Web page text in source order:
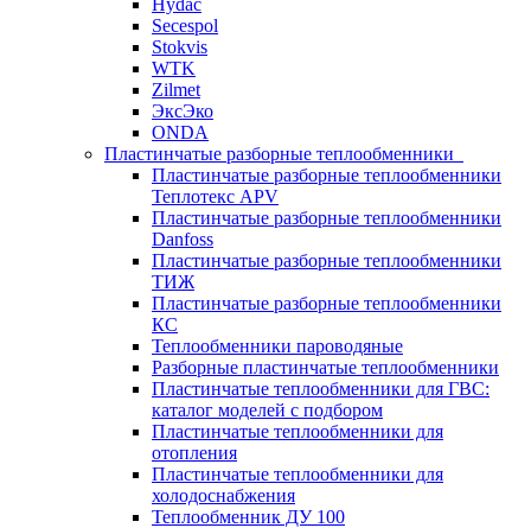
Hydac
Secespol
Stokvis
WTK
Zilmet
ЭксЭко
ONDA
Пластинчатые разборные теплообменники
Пластинчатые разборные теплообменники
Теплотекс APV
Пластинчатые разборные теплообменники
Danfoss
Пластинчатые разборные теплообменники
ТИЖ
Пластинчатые разборные теплообменники
КC
Теплообменники пароводяные
Разборные пластинчатые теплообменники
Пластинчатые теплообменники для ГВС:
каталог моделей с подбором
Пластинчатые теплообменники для
отопления
Пластинчатые теплообменники для
холодоснабжения
Теплообменник ДУ 100